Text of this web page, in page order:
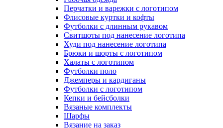
Перчатки и варежки с логотипом
Флисовые куртки и кофты
Футболки с длинным рукавом
Свитшоты под нанесение логотипа
Худи под нанесение логотипа
Брюки и шорты с логотипом
Халаты с логотипом
Футболки поло
Джемперы и кардиганы
Футболки с логотипом
Кепки и бейсболки
Вязаные комплекты
Шарфы
Вязание на заказ